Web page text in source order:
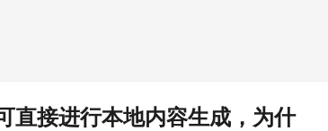
直接进行本地内容生成，为什